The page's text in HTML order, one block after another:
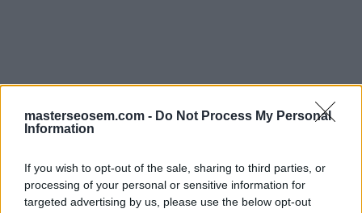
masterseosem.com - Do Not Process My Personal
Information
If you wish to opt-out of the sale, sharing to third parties, or
processing of your personal or sensitive information for
targeted advertising by us, please use the below opt-out